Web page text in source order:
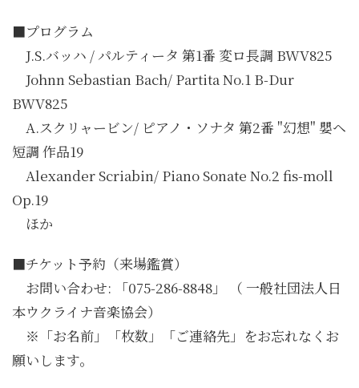
■プログラム
J.S.バッハ / パルティータ 第1番 変ロ長調 BWV825
Johnn Sebastian Bach/ Partita No.1 B-Dur
BWV825
A.スクリャービン/ ピアノ・ソナタ 第2番 "幻想" 嬰ヘ
短調 作品19
Alexander Scriabin/ Piano Sonate No.2 fis-moll
Op.19
ほか
■チケット予約（来場鑑賞）
お問い合わせ: 「075-286-8848」 （ 一般社団法人日
本ウクライナ音楽協会）
※「お名前」「枚数」「ご連絡先」をお忘れなくお
願いします。